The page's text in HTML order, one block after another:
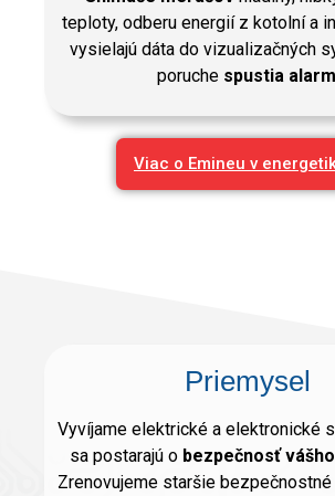
teploty, odberu energií z kotolní a
vysielajú dáta do vizualizačných
poruchespustia alarm
Viac o Emineu v
Priemysel
Vyvíjame elektrické a elektronické
sa postarajú o bezpečnosť
Zrenovujeme staršie